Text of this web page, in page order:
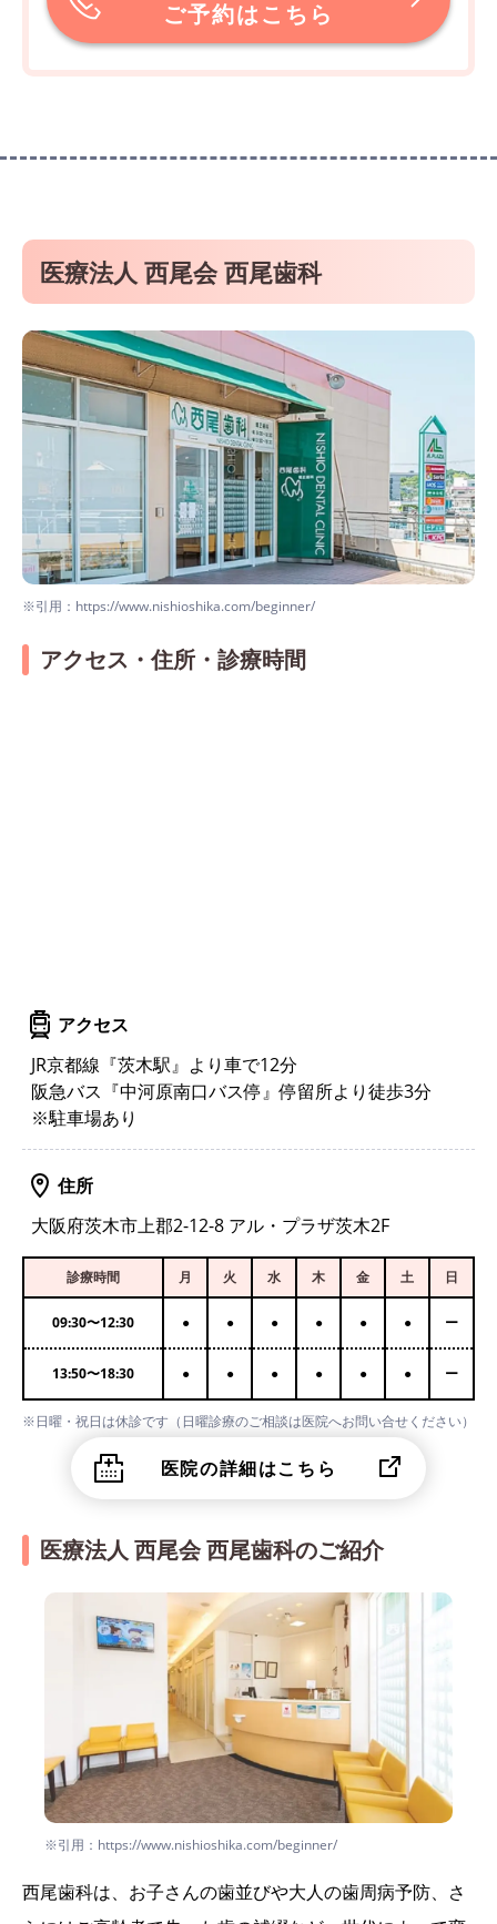
ご予約はこちら
医療法人 西尾会 西尾歯科
※引用：https://www.nishioshika.com/beginner/
アクセス・住所・診療時間
アクセス
JR京都線『茨木駅』より車で12分
阪急バス『中河原南口バス停』停留所より徒歩3分
※駐車場あり
住所
大阪府茨木市上郡2-12-8 アル・プラザ茨木2F
診療時間 月 火 水 木 金 土 日
09:30〜12:30 ● ● ● ● ● ● ー
13:50〜18:30 ● ● ● ● ● ● ー
※日曜・祝日は休診です（日曜診療のご相談は医院へお問い合せください）
医院の詳細はこちら
医療法人 西尾会 西尾歯科のご紹介
※引用：https://www.nishioshika.com/beginner/
西尾歯科は、お子さんの歯並びや大人の歯周病予防、さ